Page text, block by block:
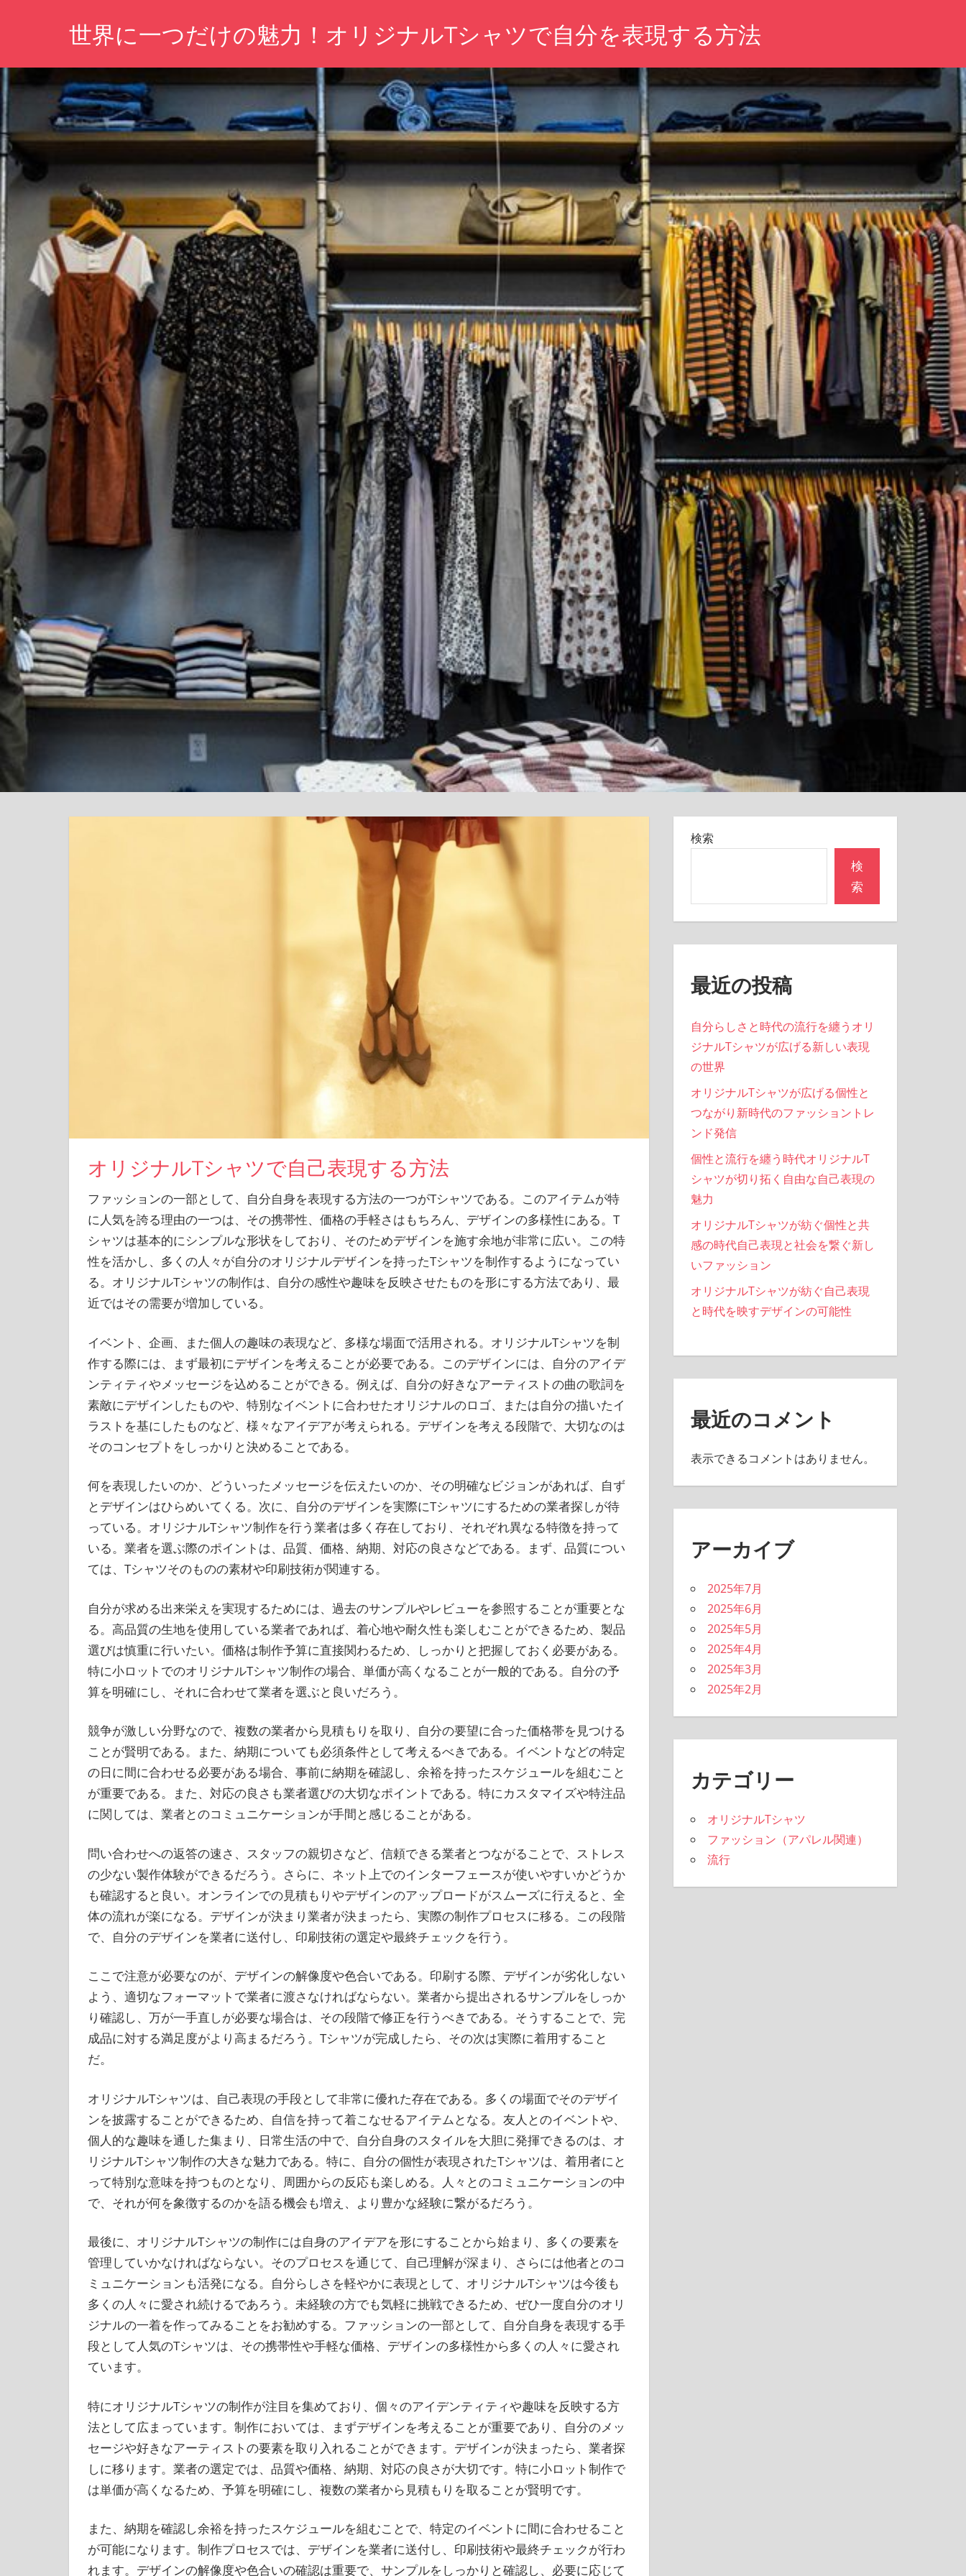
ン
ツ
へ
ス
キ
ッ
プ
世界に一つだけの魅力！オリジナルTシャツで自分を表現する方法
た
の
個
性
シ
ャ
ツ
で
自
に
表
現
し
よ
う！
オリジナルTシャツで自己表現する方法
ファッションの一部として、自分自身を表現する方法の一つがTシャツである。 このアイテムが特
に人気を誇る理由の一つは、その携帯性、価格の手軽さはもちろん、デザインの多様性にある。T
シャツは基本的にシンプルな形状をしており、そのためデザインを施す余地が非常に広い。この特
性を活かし、多くの人々が自分のオリジナルデザインを持ったTシャツを制作するようになってい
る。オリジナルTシャツの制作は、自分の感性や趣味を反映させたものを形にする方法であり、最
近ではその需要が増加している。
イベント、企画、また個人の趣味の表現など、多様な場面で活用される。オリジナルTシャツを制
作する際には、まず最初にデザインを考えることが必要である。このデザインには、自分のアイデ
ンティティやメッセージを込めることができる。例えば、自分の好きなアーティストの曲の歌詞を
素敵にデザインしたものや、特別なイベントに合わせたオリジナルのロゴ、または自分の描いたイ
ラストを基にしたものなど、様々なアイデアが考えられる。デザインを考える段階で、大切なのは
そのコンセプトをしっかりと決めることである。
何を表現したいのか、どういったメッセージを伝えたいのか、その明確なビジョンがあれば、自ず
とデザインはひらめいてくる。次に、自分のデザインを実際にTシャツにするための業者探しが待
っている。オリジナルTシャツ制作を行う業者は多く存在しており、それぞれ異なる特徴を持って
いる。業者を選ぶ際のポイントは、品質、価格、納期、対応の良さなどである。まず、品質につい
ては、Tシャツそのものの素材や印刷技術が関連する。
自分が求める出来栄えを実現するためには、過去のサンプルやレビューを参照することが重要とな
る。高品質の生地を使用している業者であれば、着心地や耐久性も楽しむことができるため、製品
選びは慎重に行いたい。価格は制作予算に直接関わるため、しっかりと把握しておく必要がある。
特に小ロットでのオリジナルTシャツ制作の場合、単価が高くなることが一般的である。自分の予
算を明確にし、それに合わせて業者を選ぶと良いだろう。
競争が激しい分野なので、複数の業者から見積もりを取り、自分の要望に合った価格帯を見つける
ことが賢明である。また、納期についても必須条件として考えるべきである。イベントなどの特定
の日に間に合わせる必要がある場合、事前に納期を確認し、余裕を持ったスケジュールを組むこと
が重要である。また、対応の良さも業者選びの大切なポイントである。特にカスタマイズや特注品
に関しては、業者とのコミュニケーションが手間と感じることがある。
問い合わせへの返答の速さ、スタッフの親切さなど、信頼できる業者とつながることで、ストレス
の少ない製作体験ができるだろう。さらに、ネット上でのインターフェースが使いやすいかどうか
も確認すると良い。オンラインでの見積もりやデザインのアップロードがスムーズに行えると、全
体の流れが楽になる。デザインが決まり業者が決まったら、実際の制作プロセスに移る。この段階
で、自分のデザインを業者に送付し、印刷技術の選定や最終チェックを行う。
ここで注意が必要なのが、デザインの解像度や色合いである。印刷する際、デザインが劣化しない
よう、適切なフォーマットで業者に渡さなければならない。業者から提出されるサンプルをしっか
り確認し、万が一手直しが必要な場合は、その段階で修正を行うべきである。そうすることで、完
成品に対する満足度がより高まるだろう。Tシャツが完成したら、その次は実際に着用すること
だ。
オリジナルTシャツは、自己表現の手段として非常に優れた存在である。多くの場面でそのデザイ
ンを披露することができるため、自信を持って着こなせるアイテムとなる。友人とのイベントや、
個人的な趣味を通した集まり、日常生活の中で、自分自身のスタイルを大胆に発揮できるのは、オ
リジナルTシャツ制作の大きな魅力である。特に、自分の個性が表現されたTシャツは、着用者にと
って特別な意味を持つものとなり、周囲からの反応も楽しめる。人々とのコミュニケーションの中
で、それが何を象徴するのかを語る機会も増え、より豊かな経験に繋がるだろう。
最後に、オリジナルTシャツの制作には自身のアイデアを形にすることから始まり、多くの要素を
管理していかなければならない。そのプロセスを通じて、自己理解が深まり、さらには他者とのコ
ミュニケーションも活発になる。自分らしさを軽やかに表現として、オリジナルTシャツは今後も
多くの人々に愛され続けるであろう。未経験の方でも気軽に挑戦できるため、ぜひ一度自分のオリ
ジナルの一着を作ってみることをお勧めする。ファッションの一部として、自分自身を表現する手
段として人気のTシャツは、その携帯性や手軽な価格、デザインの多様性から多くの人々に愛され
ています。
特にオリジナルTシャツの制作が注目を集めており、個々のアイデンティティや趣味を反映する方
法として広まっています。制作においては、まずデザインを考えることが重要であり、自分のメッ
セージや好きなアーティストの要素を取り入れることができます。デザインが決まったら、業者探
しに移ります。業者の選定では、品質や価格、納期、対応の良さが大切です。特に小ロット制作で
は単価が高くなるため、予算を明確にし、複数の業者から見積もりを取ることが賢明です。
また、納期を確認し余裕を持ったスケジュールを組むことで、特定のイベントに間に合わせること
が可能になります。制作プロセスでは、デザインを業者に送付し、印刷技術や最終チェックが行わ
れます。デザインの解像度や色合いの確認は重要で、サンプルをしっかりと確認し、必要に応じて
検索
検
索
最近の投稿
自分らしさと時代の流行を纏うオリ
ジナルTシャツが広げる新しい表現
の世界
オリジナルTシャツが広げる個性と
つながり新時代のファッショントレ
ンド発信
個性と流行を纏う時代オリジナルT
シャツが切り拓く自由な自己表現の
魅力
オリジナルTシャツが紡ぐ個性と共
感の時代自己表現と社会を繋ぐ新し
いファッション
オリジナルTシャツが紡ぐ自己表現
と時代を映すデザインの可能性
最近のコメント
表示できるコメントはありません。
アーカイブ
2025年7月
2025年6月
2025年5月
2025年4月
2025年3月
2025年2月
カテゴリー
オリジナルTシャツ
ファッション（アパレル関連）
流行